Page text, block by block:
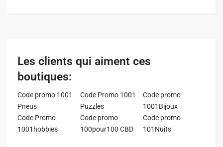
Les clients qui aiment ces
boutiques:
Code promo 1001
Pneus
Code Promo 1001
Puzzles
Code promo
1001Bijoux
Code Promo
1001hobbies
Code promo
100pour100 CBD
Code promo
101Nuits